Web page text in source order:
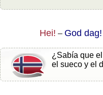
Hei! – God dag!
¿Sabía que
el sueco y el